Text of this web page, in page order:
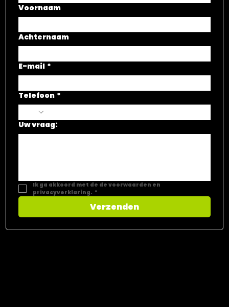
Voornaam
Achternaam
E-mail *
Telefoon *
Uw vraag:
privacyverklaring. *
Verzenden